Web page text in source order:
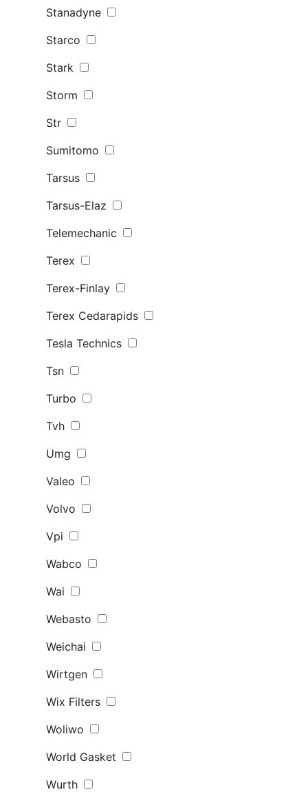
Stanadyne
Starco
Stark
Storm
Str
Sumitomo
Tarsus
Tarsus-Elaz
Telemechanic
Terex
Terex-Finlay
Terex Сedarapids
Tesla Technics
Tsn
Turbo
Tvh
Umg
Valeo
Volvo
Vpi
Wabco
Wai
Webasto
Weichai
Wirtgen
Wix Filters
Woliwo
World Gasket
Wurth